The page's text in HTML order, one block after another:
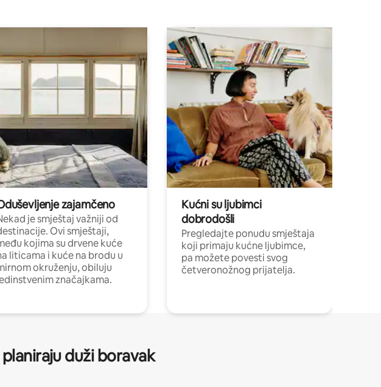
zajamčeno
je smještaj važniji od
Ovi smještaji,
kojima su drvene kuće
liticama i kuće na brodu u
okruženju, obiluju
značajkama.
Kućni su ljubimci
dobrodošli
Pregledajte ponudu smještaja
koji primaju kućne ljubimce,
pa možete povesti svog
četveronožnog prijatelja.
duži boravak